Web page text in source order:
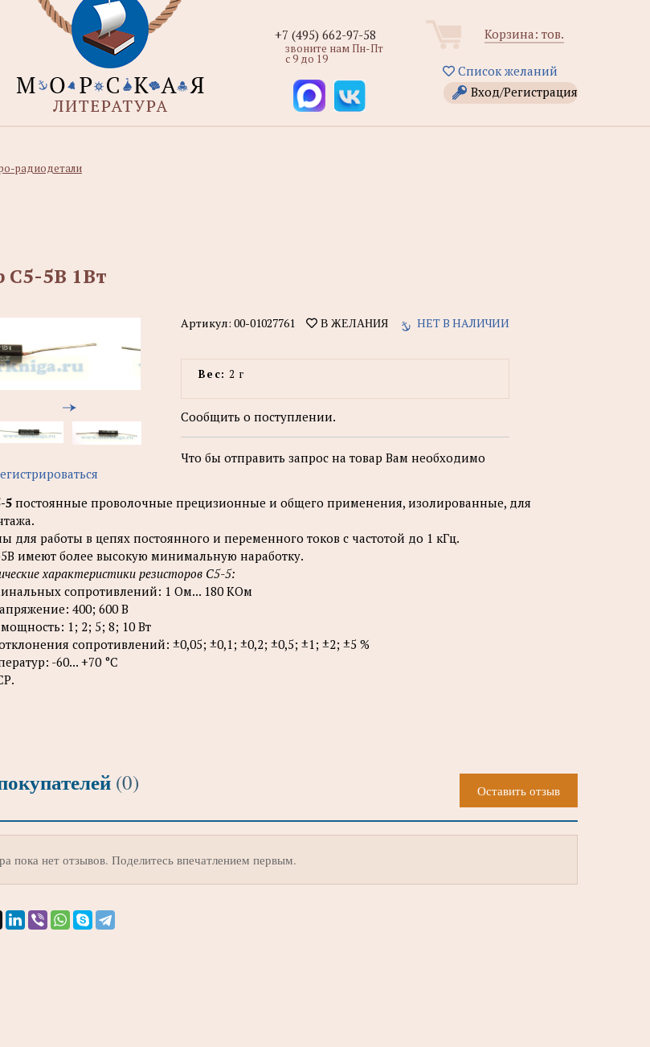
Корзина: тов.
Список желаний
Вход/Регистрация
+7 (495) 662-97-58
звоните нам Пн-Пт
с 9 до 19
радиодетали
С5-5В 1Вт
Артикул: 00-01027761 В ЖЕЛАНИЯ НЕТ В НАЛИЧИИ
Вес: 2 г
Сообщить о поступлении.
Что бы отправить запрос на товар Вам необходимо
5 постоянные проволочные прецизионные и общего применения, изолированные, для
для работы в цепях постоянного и переменного токов с частотой до 1 кГц.
имеют более высокую минимальную наработку.
характеристики резисторов С5-5:
сопротивлений: 1 Ом... 180 КОм
400; 600 В
1; 2; 5; 8; 10 Вт
сопротивлений: ±0,05; ±0,1; ±0,2; ±0,5; ±1; ±2; ±5 %
-60... +70 °С
(0) Оставить отзыв
пока нет отзывов. Поделитесь впечатлением первым.